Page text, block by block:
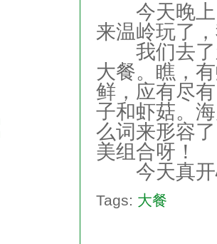
今天晚上
来温岭玩了
我们去了
大餐。瞧，
鲜，应有尽
子和虾菇。
么词来形容
美组合呀！
今天真开
Tags: 大餐